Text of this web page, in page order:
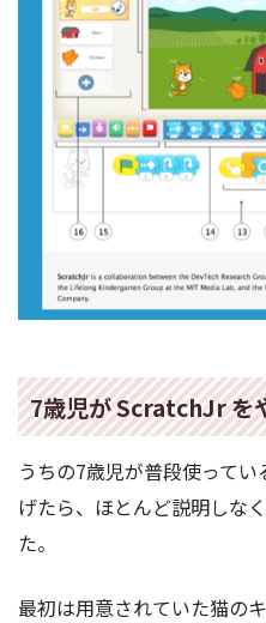
7歳児が ScratchJr を
うちの7歳児が普段使って
げたら、ほとんど説明しな
た。
最初は用意されていた猫の